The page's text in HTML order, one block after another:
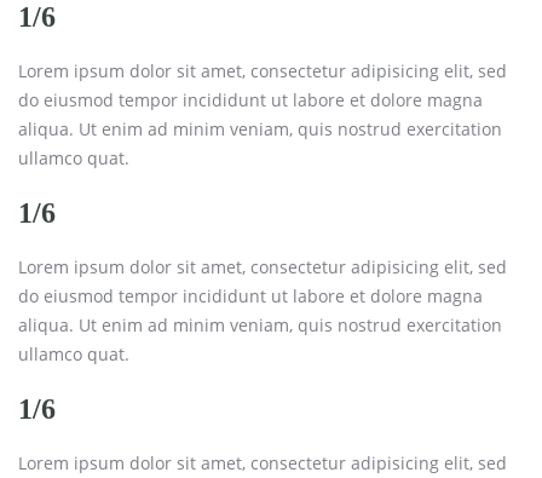
1/6
Lorem ipsum dolor sit amet, consectetur adipisicing elit, sed
do eiusmod tempor incididunt ut labore et dolore magna
aliqua. Ut enim ad minim veniam, quis nostrud exercitation
ullamco quat.
1/6
Lorem ipsum dolor sit amet, consectetur adipisicing elit, sed
do eiusmod tempor incididunt ut labore et dolore magna
aliqua. Ut enim ad minim veniam, quis nostrud exercitation
ullamco quat.
1/6
Lorem ipsum dolor sit amet, consectetur adipisicing elit, sed